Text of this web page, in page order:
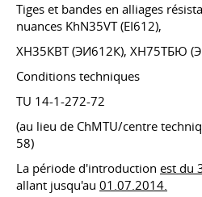
Tiges et bandes en alliages
nuances KhN35VT (EI612),
ХН35КВТ (ЭИ612К), ХН75ТБЮ
Conditions techniques
TU 14-1-272-72
(au lieu de ChMTU/centre
58)
La période d'introduction est du
allant jusqu'au 01.07.2014.